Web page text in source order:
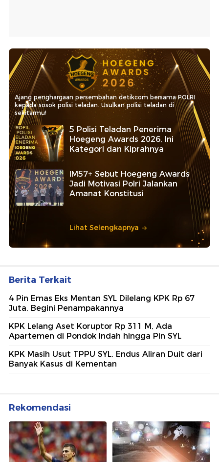
Ajang penghargaan persembahan detikcom bersama POLRI
kepada sosok polisi teladan. Usulkan polisi teladan di
sekitarmu!
5 Polisi Teladan Penerima
Hoegeng Awards 2026, Ini
Kategori dan Kiprahnya
IM57+ Sebut Hoegeng Awards
Jadi Motivasi Polri Jalankan
Amanat Konstitusi
Lihat Selengkapnya
Berita Terkait
4 Pin Emas Eks Mentan SYL Dilelang KPK Rp 67
Juta, Begini Penampakannya
KPK Lelang Aset Koruptor Rp 311 M, Ada
Apartemen di Pondok Indah hingga Pin SYL
KPK Masih Usut TPPU SYL, Endus Aliran Duit dari
Banyak Kasus di Kementan
Rekomendasi